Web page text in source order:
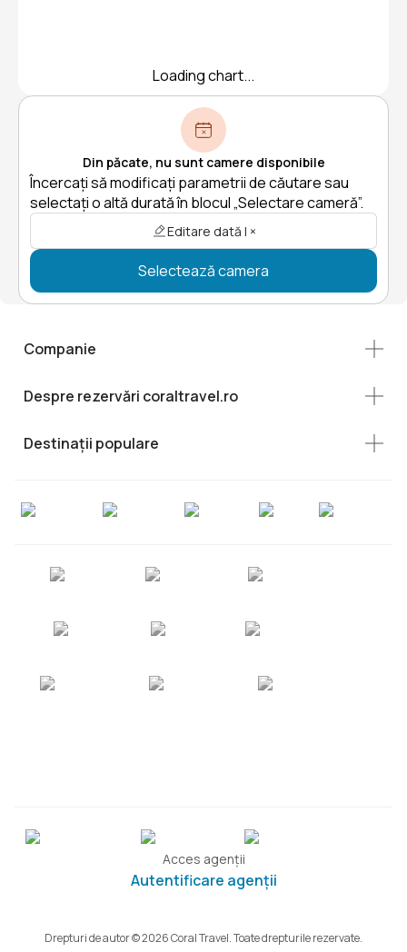
Loading chart...
Din păcate, nu sunt camere disponibile
Încercați să modificați parametrii de căutare sau
selectați o altă durată în blocul „Selectare cameră”.
Editare dată | ×
Selectează camera
Companie
Despre rezervări coraltravel.ro
Destinații populare
Acces agenții
Autentificare agenții
Drepturi de autor © 2026 Coral Travel. Toate drepturile rezervate.